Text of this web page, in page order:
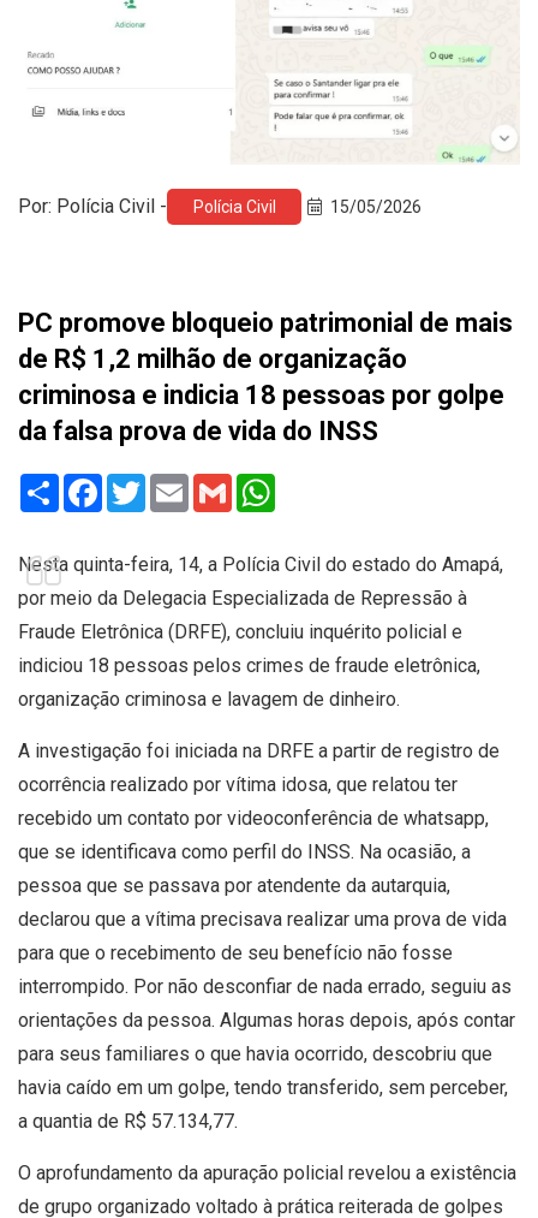
Por: Polícia Civil - Polícia Civil 15/05/2026
PC promove bloqueio patrimonial de mais
de R$ 1,2 milhão de organização
criminosa e indicia 18 pessoas por golpe
da falsa prova de vida do INSS
Share Facebook
TwitterEmail Gmail
Nesta quinta-feira, 14, a Polícia Civil do estado do Amapá,
por meio da Delegacia Especializada de Repressão à
Fraude Eletrônica (DRFE), concluiu inquérito policial e
indiciou 18 pessoas pelos crimes de fraude eletrônica,
organização criminosa e lavagem de dinheiro.
A investigação foi iniciada na DRFE a partir de registro de
ocorrência realizado por vítima idosa, que relatou ter
recebido um contato por videoconferência de whatsapp,
que se identificava como perfil do INSS. Na ocasião, a
pessoa que se passava por atendente da autarquia,
declarou que a vítima precisava realizar uma prova de vida
para que o recebimento de seu benefício não fosse
interrompido. Por não desconfiar de nada errado, seguiu as
orientações da pessoa. Algumas horas depois, após contar
para seus familiares o que havia ocorrido, descobriu que
havia caído em um golpe, tendo transferido, sem perceber,
a quantia de R$ 57.134,77.
O aprofundamento da apuração policial revelou a existência
de grupo organizado voltado à prática reiterada de golpes